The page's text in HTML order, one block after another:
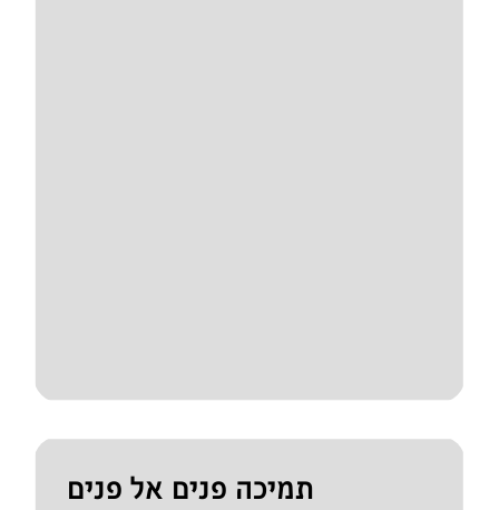
תמיכה פנים אל פנים